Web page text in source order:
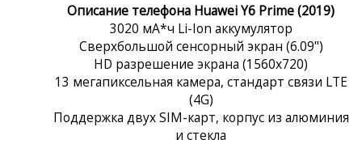
Описание телефона Huawei Y6 Prime (2019)
3020 мА*ч Li-Ion аккумулятор
Сверхбольшой сенсорный экран (6.09")
HD разрешение экрана (1560x720)
13 мегапиксельная камера, стандарт связи LTE
(4G)
Поддержка двух SIM-карт, корпус из алюминия
и стекла